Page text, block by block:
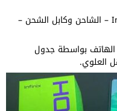
محتويات العلبة: هاتف Infinix Hot 30 – الشاحن وكابل الشحن –
الهاتف بواسطة جدول
العلوي.